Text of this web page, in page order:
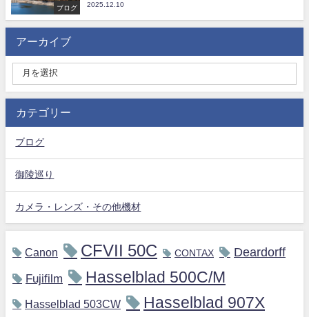
ブログ 2025.12.10
アーカイブ
カテゴリー
ブログ
御陵巡り
カメラ・レンズ・その他機材
Canon CFVII 50C CONTAX Deardorff
Fujifilm Hasselblad 500C/M
Hasselblad 503CW Hasselblad 907X